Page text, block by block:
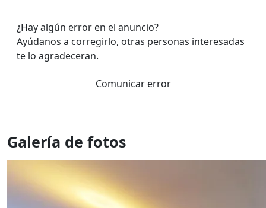
¿Hay algún error en el anuncio?
Ayúdanos a corregirlo, otras personas interesadas
te lo agradeceran.
Comunicar error
Galería de fotos